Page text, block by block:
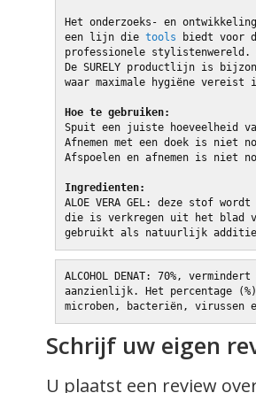
Het onderzoeks- en
een lijn die tools biedt voor
professionele
De SURELY productlijn is
waar maximale hygiëne vereist
Hoe te gebruiken:
Spuit een juiste hoeveelheid
Afnemen met een doek is niet
Afspoelen en afnemen is niet
Ingredienten:
ALOE VERA GEL: deze stof
die is verkregen uit het blad
gebruikt als natuurlijk additief
ALCOHOL DENAT: 70%,
aanzienlijk. Het percentage
microben, bacteriën, virussen
Schrijf uw eigen
U plaatst een review